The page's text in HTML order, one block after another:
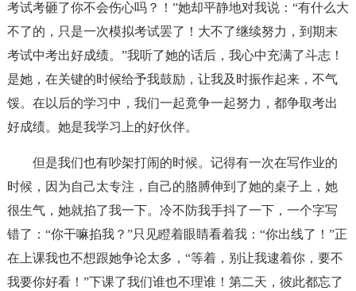
考试考砸了你不会伤心吗？！”她却平静地对我说：“有什么大
不了的，只是一次模拟考试罢了！大不了继续努力，到期末
考试中考出好成绩。”我听了她的话后，我心中充满了斗志！
是她，在关键的时候给予我鼓励，让我及时振作起来，不气
馁。在以后的学习中，我们一起竟争一起努力，都争取考出
好成绩。她是我学习上的好伙伴。
但是我们也有吵架打闹的时候。记得有一次在写作业的
时候，因为自己太专注，自己的胳膊伸到了她的桌子上，她
很生气，她就掐了我一下。冷不防我手抖了一下，一个字写
错了：“你干嘛掐我？”只见瞪着眼睛看着我：“你出线了！”正
在上课我也不想跟她争论太多，“等着，别让我逮着你，要不
我要你好看！”下课了我们谁也不理谁！第二天，彼此都忘了